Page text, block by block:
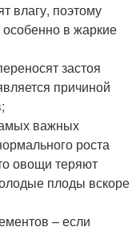
влагу, поэтому
в жаркие
застоя
причиной
важных
роста
овощи теряют
плоды вскоре
– если